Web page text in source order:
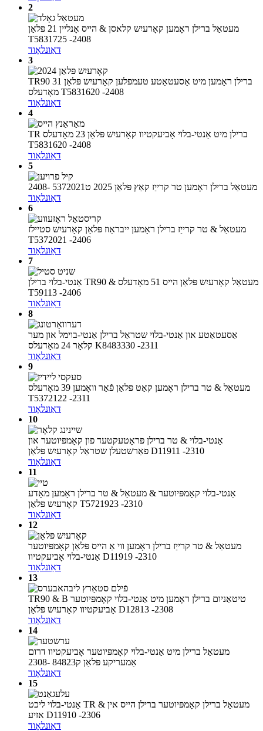
2
מעטאַל ברילן ראָמען קאָרעיִש קלאסן & הייס אָנליין 21 פּלאַן
T5831725 -2408
דאַונלאָוד
3
TR90 ברילן ראָמען מיט אַסעטאַטע טעמפלען קאָרעיִש פּלאַן 31
מאָדעלס T5831620 -2408
דאַונלאָוד
4
TR ברילן מיט אַנטי-בלוי אָביעקטיוו קאָרעיִש פּלאַן 23 מאָדעלס
T5831620 -2408
דאַונלאָוד
5
מעטאַל ברילן ראָמען טר קרייַז קאַץ פּלאַן 2025 ט5372021 -2408
דאַונלאָוד
6
מעטאַל & טר קרייַז ברילן ראָמען ייבראַוז פּלאַן קאָרעיִש סטיילז
T5372021 -2406
דאַונלאָוד
7
אַנטי-בלוי ברילן TR90 & מעטאַל קאָרעיִש פּלאַן הייס 51 מאָדעלס
T59113 -2406
דאַונלאָוד
8
אַסעטאַטע און אַנטי-בלוי שטראַל ברילן אַנטי-בוימל און מער
קלאָר 24 מאָדעלס K8483330 -2311
דאַונלאָוד
9
מעטאַל & טר ברילן ראָמען קאַט פּלאַן פֿאַר וואָמען 39 מאָדעלס
T5372122 -2311
דאַונלאָוד
10
אַנטי-בלוי & טר ברילן פּראָטעקטעד פון קאָמפּיוטער און
פאַרשטעלן שטראַל קאָרעיִש פּלאַן D11911 -2310
דאַונלאָוד
11
אַנטי-בלוי קאָמפּיוטער & מעטאַל & טר ברילן ראָמען מאָדע
קאָרעיִש פּלאַן T5721923 -2310
דאַונלאָוד
12
מעטאַל & טר קרייַז ברילן ראָמען ווי אַ הייס פּלאַן קאָמפּיוטער
אַנטי-בלוי אָביעקטיוו D11919 -2310
דאַונלאָוד
13
TR90 & B טיטאַניום ברילן ראָמען מיט אַנטי-בלוי קאָמפּיוטער
אָביעקטיוו קאָרעיִש פּלאַן D12813 -2308
דאַונלאָוד
14
מעטאַל ברילן מיט אַנטי-בלוי קאָמפּיוטער אָביעקטיוו דרום
אַמעריקע פּלאַן ק84823 -2308
דאַונלאָוד
15
אַנטי-בלוי ליכט TR & מעטאַל ברילן קאָמפּיוטער ברילן הייס אין
אזיע D11910 -2306
דאַונלאָוד